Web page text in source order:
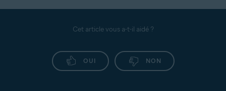
Cet article vous a-t-il aidé ?
OUI NON